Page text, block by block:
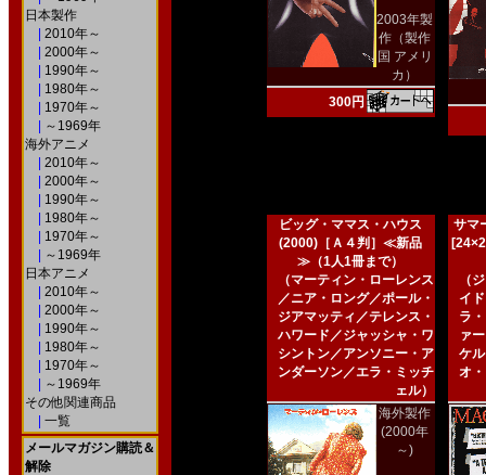
日本製作
2010年～
2000年～
1990年～
1980年～
1970年～
～1969年
海外アニメ
2010年～
2000年～
1990年～
1980年～
1970年～
～1969年
日本アニメ
2010年～
2000年～
1990年～
1980年～
1970年～
～1969年
その他関連商品
一覧
メールマガジン購読＆
解除
2003年製
作（製作
国 アメリ
カ）
300円
ビッグ・ママス・ハウス
(2000)［Ａ４判］≪新品
≫（1人1冊まで）
（マーティン・ローレンス
／ニア・ロング／ポール・
ジアマッティ／テレンス・
ハワード／ジャッシャ・ワ
シントン／アンソニー・ア
ンダーソン／エラ・ミッチ
ェル）
海外製作
(2000年
～)
サマ
（
イ
ラ
ァ
ケ
オ